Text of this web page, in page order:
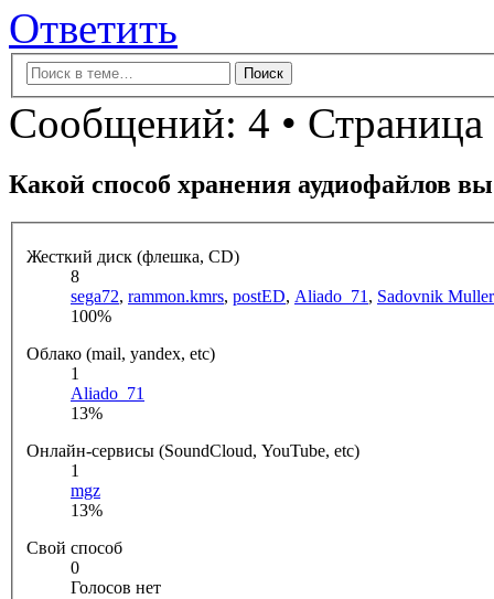
Ответить
Сообщений: 4 • Страница
Какой способ хранения аудиофайлов
Жесткий диск (флешка, CD)
8
sega72, rammon.kmrs, postED, Aliado_71, Sadovnik Muller
100%
Облако (mail, yandex, etc)
1
Aliado_71
13%
Онлайн-сервисы (SoundCloud, YouTube, etc)
1
mgz
13%
Свой способ
0
Голосов нет